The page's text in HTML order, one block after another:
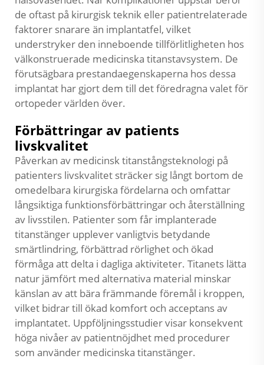
de oftast på kirurgisk teknik eller patientrelaterade
faktorer snarare än implantatfel, vilket
understryker den inneboende tillförlitligheten hos
välkonstruerade medicinska titanstavsystem. De
förutsägbara prestandaegenskaperna hos dessa
implantat har gjort dem till det föredragna valet för
ortopeder världen över.
Förbättringar av patients
livskvalitet
Påverkan av medicinsk titanstångsteknologi på
patienters livskvalitet sträcker sig långt bortom de
omedelbara kirurgiska fördelarna och omfattar
långsiktiga funktionsförbättringar och återställning
av livsstilen. Patienter som får implanterade
titanstänger upplever vanligtvis betydande
smärtlindring, förbättrad rörlighet och ökad
förmåga att delta i dagliga aktiviteter. Titanets lätta
natur jämfört med alternativa material minskar
känslan av att bära främmande föremål i kroppen,
vilket bidrar till ökad komfort och acceptans av
implantatet. Uppföljningsstudier visar konsekvent
höga nivåer av patientnöjdhet med procedurer
som använder medicinska titanstänger.